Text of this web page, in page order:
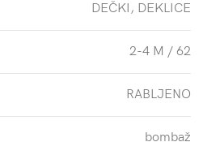
DEČKI, DEKLICE
2-4 M / 62
RABLJENO
bombaž